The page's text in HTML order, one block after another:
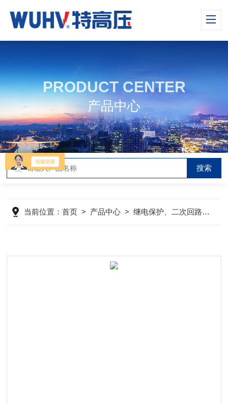
PRODUCT CENTER
产品中心
当前位置：首页 > 产品中心 >继电保护、二次回路测试仪器